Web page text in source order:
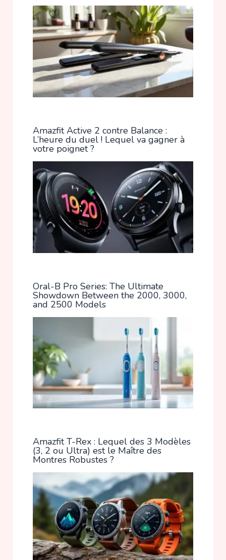
Amazfit Active 2 contre Balance :
L’heure du duel ! Lequel va gagner à
votre poignet ?
Oral-B Pro Series: The Ultimate
Showdown Between the 2000, 3000,
and 2500 Models
Amazfit T-Rex : Lequel des 3 Modèles
(3, 2 ou Ultra) est le Maître des
Montres Robustes ?